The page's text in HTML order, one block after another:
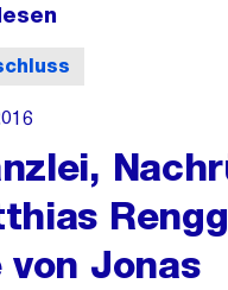
Jonas